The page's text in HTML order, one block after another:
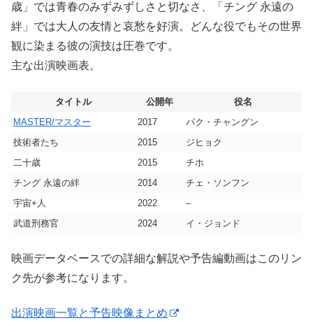
歳」では青春のみずみずしさと切なさ、「チング 永遠の
絆」では大人の友情と哀愁を好演。どんな役でもその世界
観に染まる彼の演技は圧巻です。
主な出演映画表。
タイトル 公開年
役名
MASTER/マスター
2017
パク・チャングン
技術者たち
2015
ジヒョク
二十歳
2015
チホ
チング 永遠の絆
2014
チェ・ソンフン
宇宙+人
2022
–
武道刑務官
2024 イ・ジョンド
映画データベースでの詳細な解説や予告編動画はこのリン
ク先が参考になります。
出演映画一覧と予告映像まとめ